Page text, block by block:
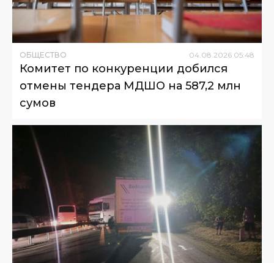
ОБЩЕСТВО 04 08 2026 05:48
Комитет по конкуренции добился
отмены тендера МДШО на 587,2 млн
сумов